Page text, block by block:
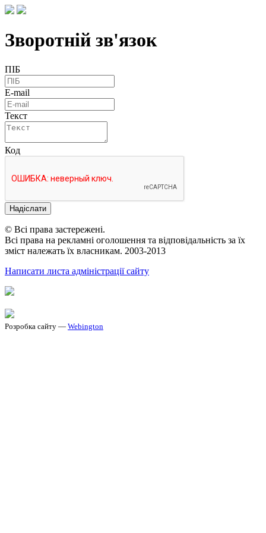
Зворотній зв'язок
ПІБ
E-mail
Текст
Код
Надіслати
© Всі права застережені.
Всі права на рекламні оголошення та відповідальність за їх
зміст належать їх власникам. 2003-2013
Написати листа адміністрації сайту
Розробка сайту — Webington